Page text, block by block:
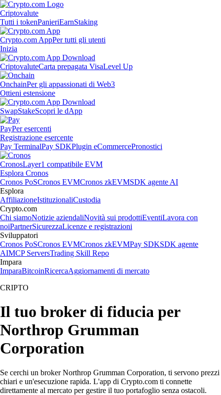
Criptovalute
Tutti i tokenPanieriEarnStaking
Crypto.com AppPer tutti gli utenti
Inizia
CriptovaluteCarta prepagata VisaLevel Up
OnchainPer gli appassionati di Web3
Ottieni estensione
SwapStakeScopri le dApp
PayPer esercenti
Registrazione esercente
Pay TerminalPay SDKPlugin eCommercePronostici
CronosLayer1 compatibile EVM
Esplora Cronos
Cronos PoSCronos EVMCronos zkEVMSDK agente AI
Esplora
AffiliazioneIstituzionaliCustodia
Crypto.com
Chi siamoNotizie aziendaliNovità sui prodottiEventiLavora con
noiPartnerSicurezzaLicenze e registrazioni
Sviluppatori
Cronos PoSCronos EVMCronos zkEVMPay SDKSDK agente
AIMCP ServersTrading Skill Repo
Impara
ImparaBitcoinRicercaAggiornamenti di mercato
CRIPTO
Il tuo broker di fiducia per
Northrop Grumman
Corporation
Se cerchi un broker Northrop Grumman Corporation, ti servono prezzi
chiari e un'esecuzione rapida. L'app di Crypto.com ti connette
direttamente al mercato per gestire il tuo portafoglio senza ostacoli.